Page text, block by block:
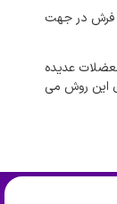
فرش در جهت
عدیده
این روش می